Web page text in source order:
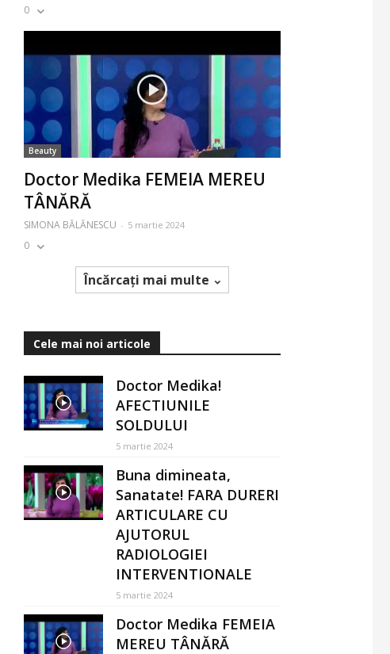
0
Beauty
Doctor Medika FEMEIA MEREU
TÂNĂRĂ
SIMONA BĂLĂNESCU - 5 martie 2024
0
Încărcați mai multe
Cele mai noi articole
Doctor Medika!
AFECTIUNILE
SOLDULUI
5 martie 2024
Buna dimineata,
Sanatate! FARA DURERI
ARTICULARE CU
AJUTORUL
RADIOLOGIEI
INTERVENTIONALE
5 martie 2024
Doctor Medika FEMEIA
MEREU TÂNĂRĂ